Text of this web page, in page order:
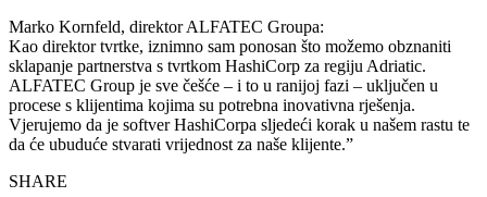
Marko Kornfeld, direktor ALFATEC Groupa:
Kao direktor tvrtke, iznimno sam ponosan što možemo obznaniti
sklapanje partnerstva s tvrtkom HashiCorp za regiju Adriatic.
ALFATEC Group je sve češće – i to u ranijoj fazi – uključen u
procese s klijentima kojima su potrebna inovativna rješenja.
Vjerujemo da je softver HashiCorpa sljedeći korak u našem rastu te
da će ubuduće stvarati vrijednost za naše klijente.”
SHARE